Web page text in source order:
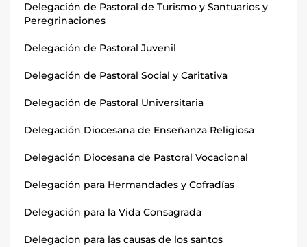
Delegación de Pastoral de Turismo y Santuarios y
Peregrinaciones
Delegación de Pastoral Juvenil
Delegación de Pastoral Social y Caritativa
Delegación de Pastoral Universitaria
Delegación Diocesana de Enseñanza Religiosa
Delegación Diocesana de Pastoral Vocacional
Delegación para Hermandades y Cofradías
Delegación para la Vida Consagrada
Delegacion para las causas de los santos